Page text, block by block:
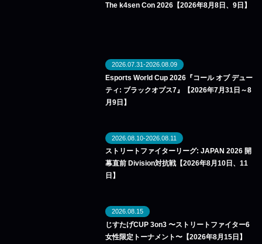
The k4sen Con 2026【2026年8月8日、9日】
2026.07.31-2026.08.09
Esports World Cup 2026『コール オブ デュー
ティ: ブラックオプス7』【2026年7月31日～8
月9日】
2026.08.10-2026.08.11
ストリートファイターリーグ: JAPAN 2026 開
幕直前 Division対抗戦【2026年8月10日、11
日】
2026.08.15
じすたげCUP 3on3 〜ストリートファイター6
女性限定トーナメント〜【2026年8月15日】